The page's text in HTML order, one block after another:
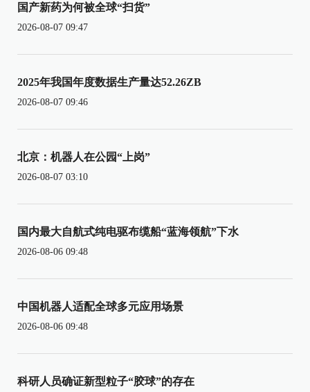
国产新药为何被全球“扫货”
2026-08-07 09:47
2025年我国年度数据生产量达52.26ZB
2026-08-07 09:46
北京：机器人在公园“上岗”
2026-08-07 03:10
国内最大自航式纯电驱布缆船“蓝海领航”下水
2026-08-06 09:48
中国机器人适配全球多元应用场景
2026-08-06 09:48
科研人员确证新型粒子“胶球”的存在